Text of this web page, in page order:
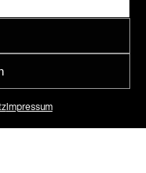
Impressum
&